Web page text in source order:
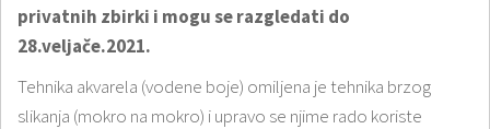
privatnih zbirki i mogu se razgledati do
28.veljače.2021.
Tehnika akvarela (vodene boje) omiljena je tehnika brzog
slikanja (mokro na mokro) i upravo se njime rado koriste